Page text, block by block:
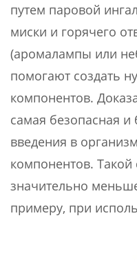
путем паровой
миски и горячего
(аромалампы или
помогают создать
компонентов.
самая безопасная и
введения в
компонентов. Такой
значительно
примеру, при